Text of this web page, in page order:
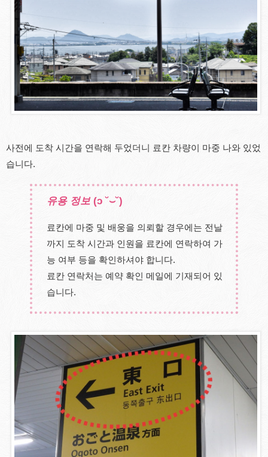
사전에 도착 시간을 연락해 두었더니 료칸 차량이 마중 나와 있었
습니다.
유용 정보 (ɔ ˘⌣˘)
료칸에 마중 및 배웅을 의뢰할 경우에는 전날
까지 도착 시간과 인원을 료칸에 연락하여 가
능 여부 등을 확인하셔야 합니다.
료칸 연락처는 예약 확인 메일에 기재되어 있
습니다.